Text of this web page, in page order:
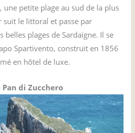
une petite plage au sud de la plus
suit le littoral et passe par
belles plages de Sardaigne. Il se
Spartivento, construit en 1856
en hôtel de luxe.
Pan di Zucchero